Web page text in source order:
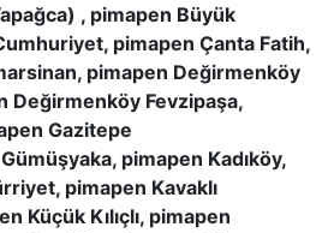
, pimapen Büyük
pimapen Çanta Fatih,
pimapen Değirmenköy
Değirmenköy Fevzipaşa,
Gazitepe
pimapen Kadıköy,
pimapen Kavaklı
Küçük Kılıçlı, pimapen